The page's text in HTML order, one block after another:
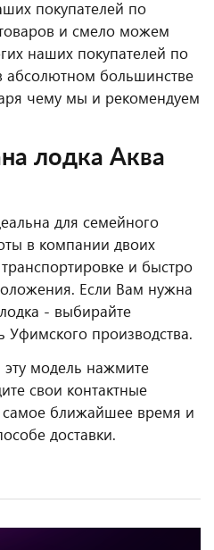
покупателей по
и смело можем
наших покупателей по
абсолютном большинстве
чему мы и рекомендуем
лодка Аква
для семейного
в компании двоих
и быстро
Если Вам нужна
- выбирайте
Уфимского производства.
эту модель нажмите
свои контактные
ближайшее время и
доставки.